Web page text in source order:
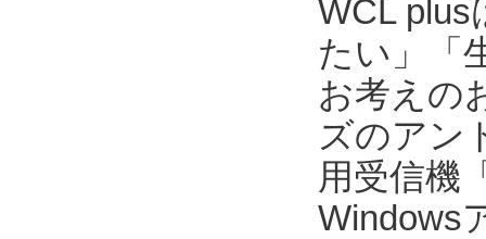
WCL plus
たい」「
お考えの
ズのアン
用受信機
Windows